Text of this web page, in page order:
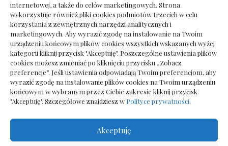
internetowej, a także do celów marketingowych. Strona
wykorzystuje również pliki cookies podmiotów trzecich w celu
korzystania z zewnętrznych narzędzi analitycznych i
marketingowych. Aby wyrazić zgodę na instalowanie na Twoim
urządzeniu końcowym plików cookies wszystkich wskazanych wyżej
kategorii kliknij przycisk "Akceptuję". Poszczególne ustawienia plików
cookies możesz zmieniać po kliknięciu przycisku „Zobacz
preferencje”. Jeśli ustawienia odpowiadają Twoim preferencjom, aby
wyrazić zgodę na instalowanie plików cookies na Twoim urządzeniu
końcowym w wybranym przez Ciebie zakresie kliknij przycisk
"Akceptuję". Szczegółowe znajdziesz w Polityce prywatności.
Akceptuję